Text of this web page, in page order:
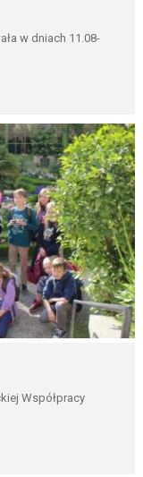
w dniach 11.08-
Współpracy